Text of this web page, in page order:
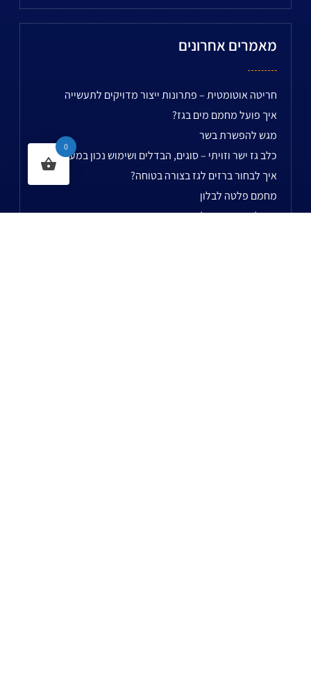
מאמרים אחרונים
חריטה אוטומטית – פתרונות ייצור מדויקים לתעשייה
איך פועל מחמם מים בגז?
מגש להפשרת בשר
כלב גז ישר וזויתי – סוגים, הבדלים ושימוש נכון במערכות גז
איך לבחור ברזים לגז בצורה בטוחה?
מחמם פלטה לבלון
איך לבחור מבער לטאבון
0